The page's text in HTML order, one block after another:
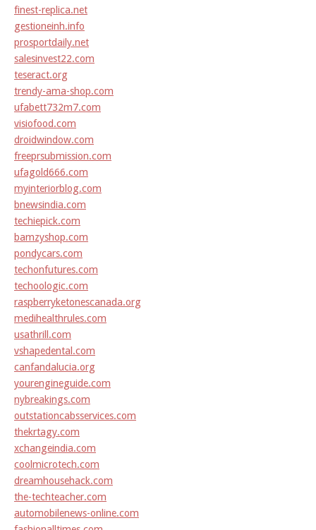
finest-replica.net
gestioneinh.info
prosportdaily.net
salesinvest22.com
teseract.org
trendy-ama-shop.com
ufabett732m7.com
visiofood.com
droidwindow.com
freeprsubmission.com
ufagold666.com
myinteriorblog.com
bnewsindia.com
techiepick.com
bamzyshop.com
pondycars.com
techonfutures.com
techoologic.com
raspberryketonescanada.org
medihealthrules.com
usathrill.com
vshapedental.com
canfandalucia.org
yourengineguide.com
nybreakings.com
outstationcabsservices.com
thekrtagy.com
xchangeindia.com
coolmicrotech.com
dreamhousehack.com
the-techteacher.com
automobilenews-online.com